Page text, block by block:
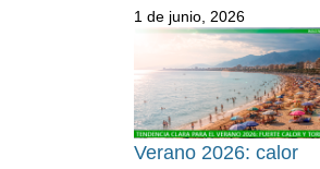
1 de junio, 2026
Verano 2026: calor